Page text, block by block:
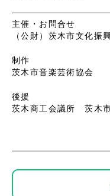
主催・お問合せ
（公財）茨木市文化
制作
茨木市音楽芸術協会
後援
茨木商工会議所 茨木